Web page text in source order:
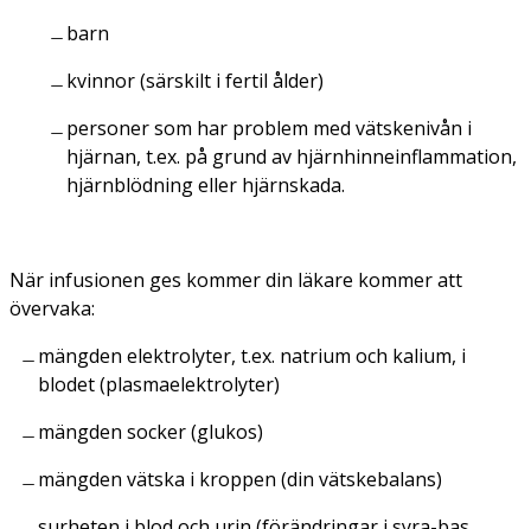
barn
kvinnor (särskilt i fertil ålder)
personer som har problem med vätskenivån i
hjärnan, t.ex. på grund av hjärnhinneinflammation,
hjärnblödning eller hjärnskada.
När infusionen ges kommer din läkare kommer att
övervaka:
mängden elektrolyter, t.ex. natrium och kalium, i
blodet (plasmaelektrolyter)
mängden socker (glukos)
mängden vätska i kroppen (din vätskebalans)